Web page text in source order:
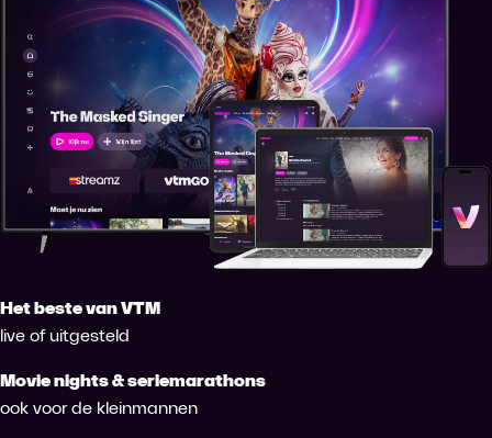
Het beste van VTM
live of uitgesteld
Movie nights & seriemarathons
ook voor de kleinmannen